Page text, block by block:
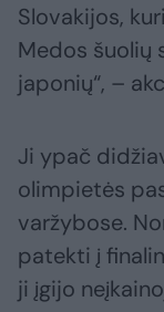
Slovakijos,
Medos šuolių
japonių“, –
Ji ypač
olimpietės
varžybose.
patekti į
ji įgijo